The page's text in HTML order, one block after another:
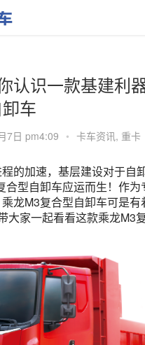
认识一款基建利
车
7日 pm4:09 • 卡车资讯, 重卡
的加速，基层建设对于自
合型自卸车应运而生！作为
龙M3复合型自卸车可是有
大家一起看看这款乘龙M3